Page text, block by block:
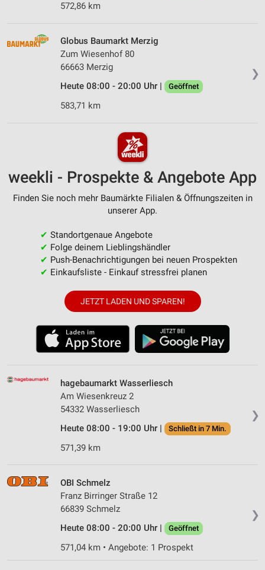
572,86 km
❯
Globus Baumarkt Merzig
Zum Wiesenhof 80
66663 Merzig
Heute 08:00 - 20:00 Uhr |
Geöffnet
583,71 km
weekli - Prospekte & Angebote App
Finden Sie noch mehr Baumärkte Filialen & Öffnungszeiten in
unserer App.
✔ Standortgenaue Angebote
✔ Folge deinem Lieblingshändler
✔ Push-Benachrichtigungen bei neuen Prospekten
✔ Einkaufsliste - Einkauf stressfrei planen
JETZT LADEN UND SPAREN!
❯
hagebaumarkt Wasserliesch
Am Wiesenkreuz 2
54332 Wasserliesch
Heute 08:00 - 19:00 Uhr |
Schließt in 7 Min.
571,39 km
❯
OBI Schmelz
Franz Birringer Straße 12
66839 Schmelz
Heute 08:00 - 20:00 Uhr |
Geöffnet
571,04 km • Angebote: 1 Prospekt